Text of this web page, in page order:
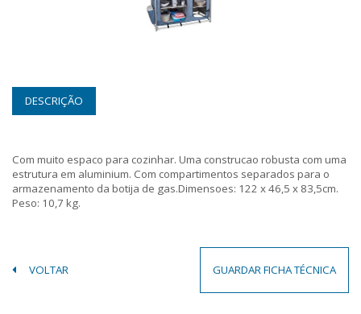
DESCRIÇÃO
Com muito espaco para cozinhar. Uma construcao robusta com uma
estrutura em aluminium. Com compartimentos separados para o
armazenamento da botija de gas.Dimensoes: 122 x 46,5 x 83,5cm.
Peso: 10,7 kg.
VOLTAR GUARDAR FICHA TÉCNICA